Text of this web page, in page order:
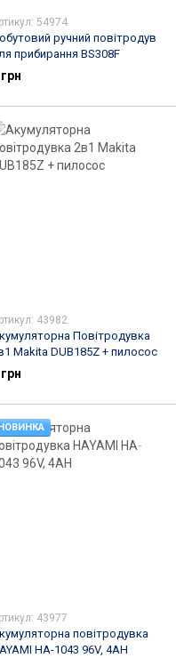
54974
ручний повітродув
прибирання BS308F
43982
Повітродувка
Makita DUB185Z + пилосос
НОВИНКА
43977
повітродувка
HA-1043 96V, 4AH